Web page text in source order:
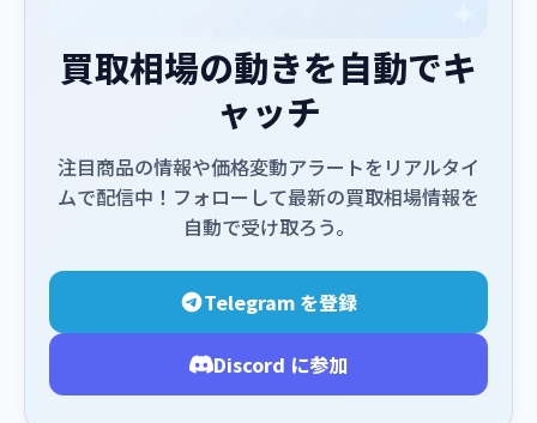
買取相場の動きを自動でキ
ャッチ
注目商品の情報や価格変動アラートをリアルタイ
ムで配信中！フォローして最新の買取相場情報を
自動で受け取ろう。
Telegram を登録
Discord に参加